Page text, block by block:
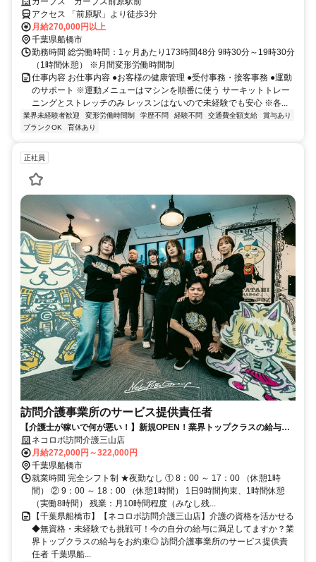
アクセス 「前原駅」より徒歩3分
月給270,000円以上
千葉県船橋市
勤務時間 総労働時間：1ヶ月あたり173時間48分 9時30分～19時30分
（1時間休憩） ※月間変形労働時間制
仕事内容 お仕事内容 ●お客様の健康管理 ●受付事務・接客事務 ●運動
のサポート ※運動メニューはマシンを順番に使う サーキットトレー
ニングとストレッチのみ レッスンはないので未経験でも安心 ※各...
業界未経験者歓迎 変形労働時間制 学歴不問 経験不問 交通費全額支給
賞与あり
ブランクOK
育休あり
正社員
訪問介護事業所のサービス提供責任者
【介護士が稼いで何が悪い！】新規OPEN！業界トップクラスの給与を
お約束◎介護の資格を活かせる◆未経験でも挑戦可！
ネコロボ訪問介護三山店
月給272,000円～322,000円
千葉県船橋市
就業時間 完全シフト制 ★夜勤なし ① 8：00 ～ 17：00 （休憩1時
間） ② 9：00 ～ 18：00 （休憩1時間） 1日9時間拘束、1時間休憩
（実働8時間） 残業：月10時間程度（みなし残...
【千葉県船橋市】【ネコロボ訪問介護三山店】介護の資格を活かせる
◆無資格・未経験でも挑戦可！今の自分の給与に満足してますか？業
界トップクラスの給与をお約束◎ 訪問介護事業所のサービス提供責
任者 千葉県船...